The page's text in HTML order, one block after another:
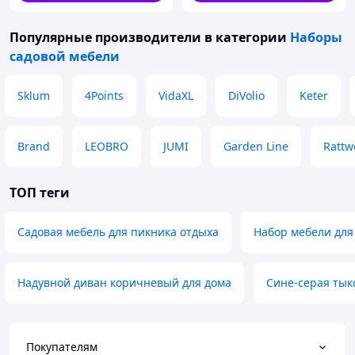
Популярные производители в категории Наборы
садовой мебели
Sklum 4Points VidaXL DiVolio Keter
Brand LEOBRO JUMI Garden Line
ТОП теги
Садовая мебель для пикника отдыха Набор мебели
Надувной диван коричневый для дома Сине-серая
Покупателям